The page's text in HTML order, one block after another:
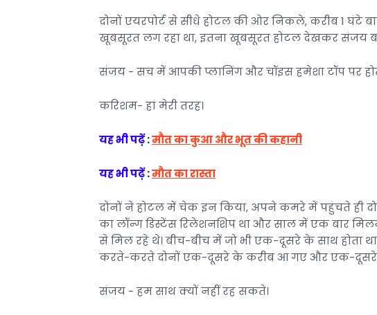
दोनों एयरपोर्ट से सीधे होटल की ओर निकले, करीब 1 घंटे
खूबसूरत लग रहा था, इतना खूबसूरत होटल देखकर संजय
संजय - सच में आपकी प्लानिंग और चॉइस हमेशा टॉप पर
करिशम- हां मेरी तरह।
यह भी पढ़ें:मौत का कुआ और भूत की कहानी
यह भी पढ़ें:मौत का रास्ता
दोनों ने होटल में चेक इन किया, अपने कमरे में पहुंचते ही
का लॉन्ग डिस्टेंस रिलेशनशिप था और साल में एक बार
से मिल रहे थे। बीच-बीच में जो भी एक-दूसरे के साथ होता
करते-करते दोनों एक-दूसरे के करीब आ गए और एक-
संजय - हम साथ क्यों नहीं रह सकते।